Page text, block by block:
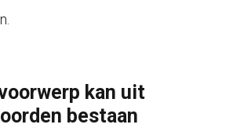
kan uit
bestaan